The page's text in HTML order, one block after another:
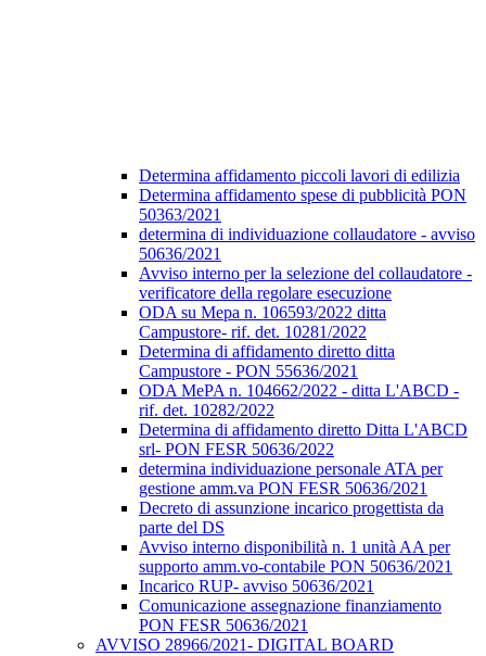
Determina affidamento piccoli lavori di edilizia
Determina affidamento spese di pubblicità PON
50363/2021
determina di individuazione collaudatore - avviso
50636/2021
Avviso interno per la selezione del collaudatore -
verificatore della regolare esecuzione
ODA su Mepa n. 106593/2022 ditta
Campustore- rif. det. 10281/2022
Determina di affidamento diretto ditta
Campustore - PON 55636/2021
ODA MePA n. 104662/2022 - ditta L'ABCD -
rif. det. 10282/2022
Determina di affidamento diretto Ditta L'ABCD
srl- PON FESR 50636/2022
determina individuazione personale ATA per
gestione amm.va PON FESR 50636/2021
Decreto di assunzione incarico progettista da
parte del DS
Avviso interno disponibilità n. 1 unità AA per
supporto amm.vo-contabile PON 50636/2021
Incarico RUP- avviso 50636/2021
Comunicazione assegnazione finanziamento
PON FESR 50636/2021
AVVISO 28966/2021- DIGITAL BOARD